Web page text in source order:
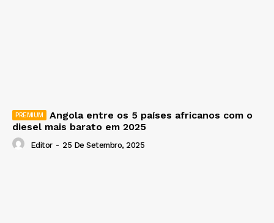
Angola entre os 5 países africanos com o
diesel mais barato em 2025
Editor - 25 De Setembro, 2025